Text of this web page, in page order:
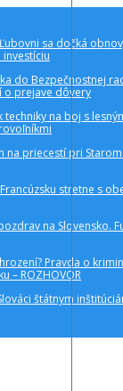
sa dočká
do Bezpečnostnej
o prejave dôvery
techniky na boj s
na priecestí pri
Francúzsku stretne s
na Slovensko.
Pravda o
– ROZHOVOR
štátnym